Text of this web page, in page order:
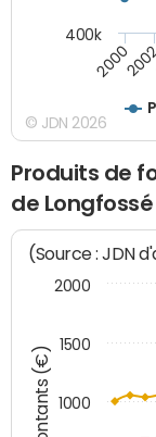
2000
400k
© JDN 2026
Produits de
de Longfossé
Montants (€)
(Source : JDN
1000
1500
2000